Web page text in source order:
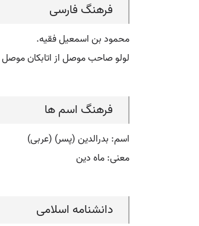
فرهنگ فارسی
محمود بن اسمعیل فقیه.
لولو صاحب موصل از اتابکان موصل یا خاندان زنگی ( جل. ۶۳۱ ه. ق. / ۱۲۳۳ م. ف. ۶۵۷ه. ق. / ۱۲۵۹ م. )
فرهنگ اسم ها
اسم: بدرالدین (پسر) (عربی)
معنی: ماه دین
دانشنامه اسلامی